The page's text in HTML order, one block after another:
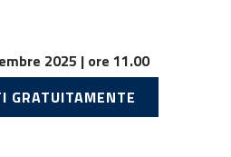
2025 | ore 11.00
GRATUITAMENTE